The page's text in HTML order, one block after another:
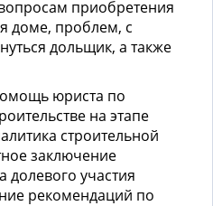
приобретения
доме, проблем, с
дольщик, а также
юриста по
на этапе
строительной
заключение
долевого участия
рекомендаций по